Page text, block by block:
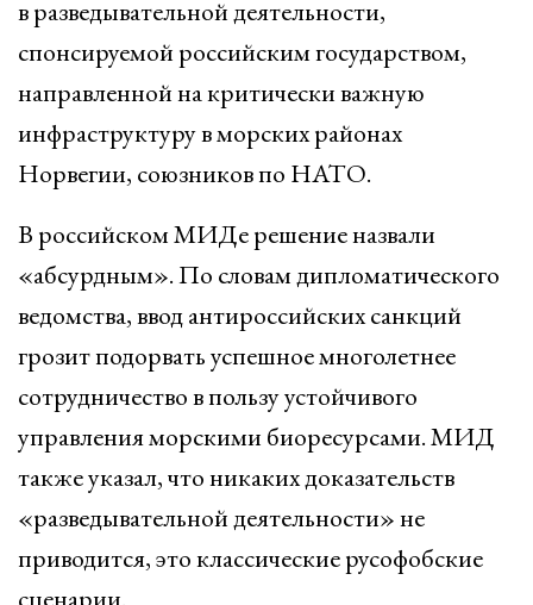
в разведывательной деятельности,
спонсируемой российским государством,
направленной на критически важную
инфраструктуру в морских районах
Норвегии, союзников по НАТО.
В российском МИДе решение назвали
«абсурдным». По словам дипломатического
ведомства, ввод антироссийских санкций
грозит подорвать успешное многолетнее
сотрудничество в пользу устойчивого
управления морскими биоресурсами. МИД
также указал, что никаких доказательств
«разведывательной деятельности» не
приводится, это классические русофобские